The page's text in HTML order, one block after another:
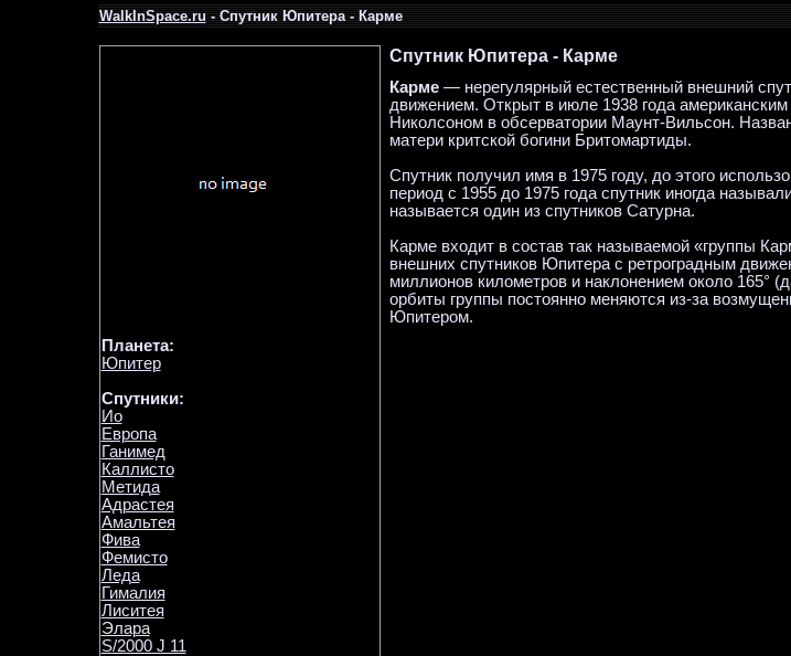
WalkInSpace.ru- Спутник Юпитера - Карме
Планета:
Юпитер
Спутники:
Ио
Европа
Ганимед
Каллисто
Метида
Адрастея
Амальтея
Фива
Фемисто
Леда
Гималия
Лиситея
Элара
S/2000 J 11
Спутник Юпитера - Карме
Карме— нерегулярный естественный внешний
движением. Открыт в июле 1938 года
Николсоном в обсерватории Маунт-Вильсон.
матери критской богини Бритомартиды.
Спутник получил имя в 1975 году, до этого
период с 1955 до 1975 года спутник иногда
называется один из спутников Сатурна.
Карме входит в состав так называемой «группы
внешних спутников Юпитера с ретроградным
миллионов километров и наклонением около 165°
орбиты группы постоянно меняются из-за
Юпитером.